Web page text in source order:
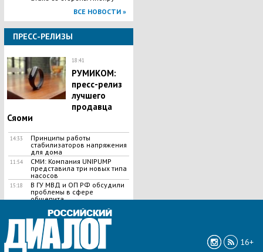
ВСЕ НОВОСТИ »
ПРЕСС-РЕЛИЗЫ
18:41
РУМИКОМ:
пресс-релиз
лучшего
продавца
Сяоми
14:33
Принципы работы
стабилизаторов напряжения
для дома
11:54
СМИ: Компания UNIPUMP
представила три новых типа
насосов
15:18
В ГУ МВД и ОП РФ обсудили
проблемы в сфере
общепита
ВСЕ НОВОСТИ »
16+